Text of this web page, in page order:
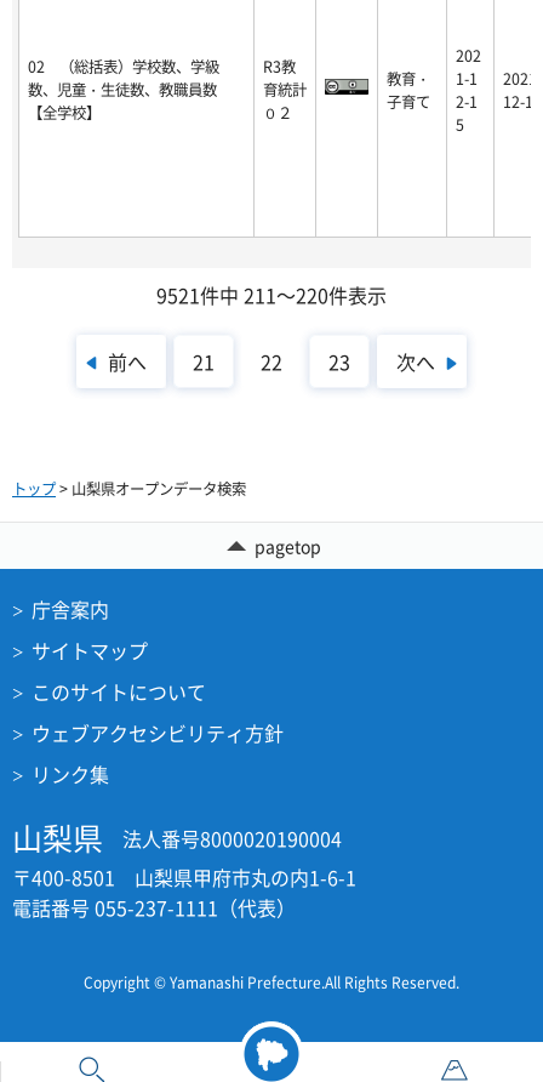
02 （総括表）学校数、学級
数、児童・生徒数、教職員数
【全学校】
R3教
育統計
０２
教育・
子育て
202
1-1
2-1
5
2021-
12-15
9521件中 211～220件表示
前へ 21 22 23 次へ
トップ> 山梨県オープンデータ検索
pagetop
庁舎案内
サイトマップ
このサイトについて
ウェブアクセシビリティ方針
リンク集
山梨県
法人番号8000020190004
〒400-8501 山梨県甲府市丸の内1-6-1
電話番号 055-237-1111（代表）
Copyright © Yamanashi Prefecture.All Rights Reserved.